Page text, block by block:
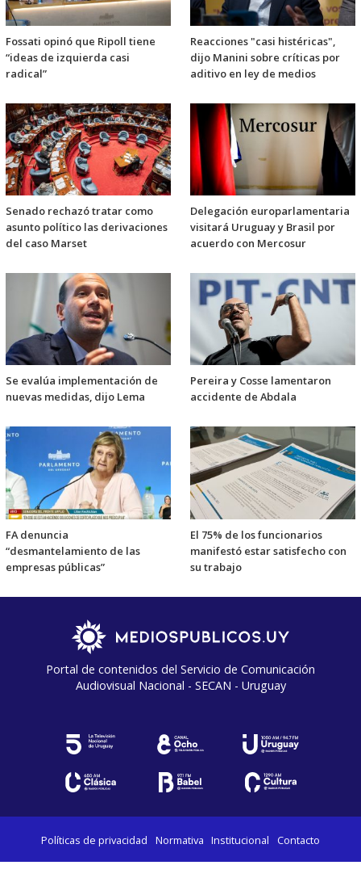
Fossati opinó que Ripoll tiene
“ideas de izquierda casi
radical”
Reacciones "casi histéricas",
dijo Manini sobre críticas por
aditivo en ley de medios
Senado rechazó tratar como
asunto político las derivaciones
del caso Marset
Delegación europarlamentaria
visitará Uruguay y Brasil por
acuerdo con Mercosur
Se evalúa implementación de
nuevas medidas, dijo Lema
Pereira y Cosse lamentaron
accidente de Abdala
FA denuncia
“desmantelamiento de las
empresas públicas”
El 75% de los funcionarios
manifestó estar satisfecho con
su trabajo
Portal de contenidos del Servicio de Comunicación
Audiovisual Nacional - SECAN - Uruguay
Políticas de privacidad Normativa Institucional Contacto